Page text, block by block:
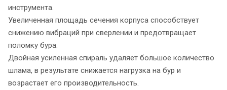
инструмента.
Увеличенная площадь сечения корпуса способствует
снижению вибраций при сверлении и предотвращает
поломку бура.
Двойная усиленная спираль удаляет большое количество
шлама, в результате снижается нагрузка на бур и
возрастает его производительность.